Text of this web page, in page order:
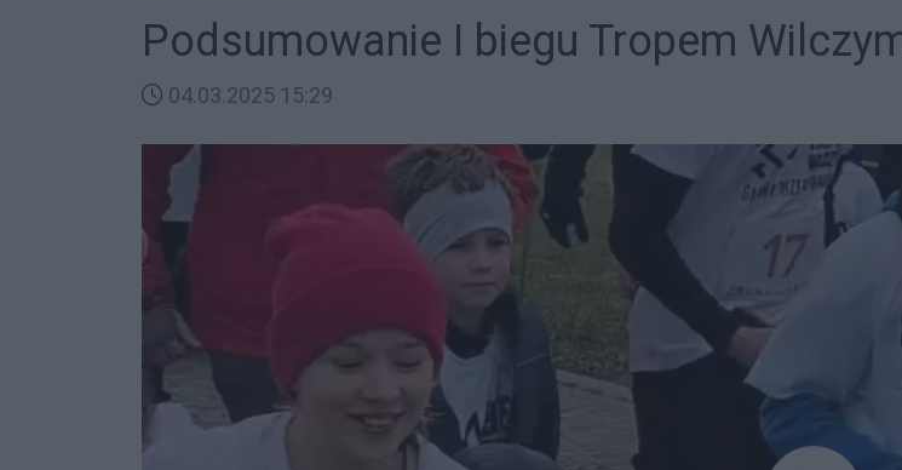
Podsumowanie I biegu Tropem
04.03.2025 15:29